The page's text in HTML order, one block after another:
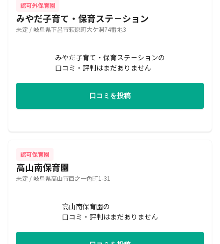
認可外保育園
みやだ子育て・保育ステ－ション
未定 / 岐阜県下呂市萩原町大ケ洞74番地3
みやだ子育て・保育ステ－ションの
口コミ・評判はまだありません
口コミを投稿
認可保育園
高山南保育園
未定 / 岐阜県高山市西之一色町1-31
高山南保育園の
口コミ・評判はまだありません